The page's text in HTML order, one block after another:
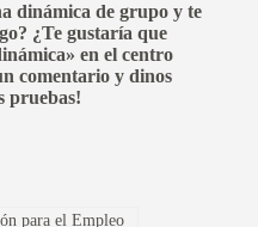
dinámica de grupo y te
¿Te gustaría que
en el centro
comentario y dinos
pruebas!
para el Empleo